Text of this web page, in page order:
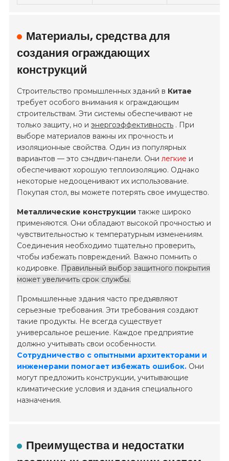
Материалы, средства для
создания ограждающих
конструкций
Строительство промышленных зданий в Китае
требует особого внимания к ограждающим
строительствам. Эти системы обеспечивают не
только защиту, но иэнергоэффективность . При
выборе материалов важны их прочность и
изоляционные свойства. Один из популярных
вариантов — это сэндвич-панели. Они легкие и
обеспечивают хорошую теплоизоляцию. Однако
некоторые недооценивают их использование.
Покупая стол, вы можете потерять свое имущество.
Металлические конструкции также широко
применяются. Они обладают высокой прочностью и
чувствительностью к температурным изменениям.
Соединения необходимо тщательно проверить,
чтобы избежать повреждений. Важно помнить о
кодировке. Правильный выбор защитного покрытия
может увеличить срок службы.
Промышленные здания часто предъявляют
серьезные требования. Эти требования создают
такие продукты. Не всегда существует
универсальное решение. Каждое предприятие
должно учитывать свои особенности.
Сотрудничество с опытными архитекторами и
инженерами помогает избежать ошибок. Они
могут предложить конструкции, учитывающие
климатические условия и здания специального
назначения.
Преимущества и недостатки